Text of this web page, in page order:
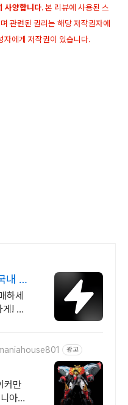
사양합니다. 본 리뷰에 사용된 스
관련된 권리는 해당 저작권자에
자에게 저작권이 있습니다.
내 최
하세
! 전
광고
커만
아하